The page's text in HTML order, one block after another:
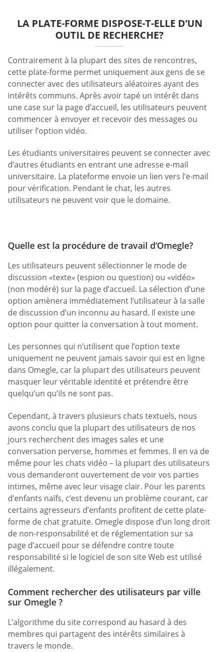
LA PLATE-FORME DISPOSE-T-ELLE D’UN
OUTIL DE RECHERCHE?
Contrairement à la plupart des sites de rencontres,
cette plate-forme permet uniquement aux gens de se
connecter avec des utilisateurs aléatoires ayant des
intérêts communs. Après avoir tapé un intérêt dans
une case sur la page d’accueil, les utilisateurs peuvent
commencer à envoyer et recevoir des messages ou
utiliser l’option vidéo.
Les étudiants universitaires peuvent se connecter avec
d’autres étudiants en entrant une adresse e-mail
universitaire. La plateforme envoie un lien vers l’e-mail
pour vérification. Pendant le chat, les autres
utilisateurs ne peuvent voir que le domaine.
Quelle est la procédure de travail d’Omegle?
Les utilisateurs peuvent sélectionner le mode de
discussion «texte» (espion ou question) ou «vidéo»
(non modéré) sur la page d’accueil. La sélection d’une
option amènera immédiatement l’utilisateur à la salle
de discussion d’un inconnu au hasard. Il existe une
option pour quitter la conversation à tout moment.
Les personnes qui n’utilisent que l’option texte
uniquement ne peuvent jamais savoir qui est en ligne
dans Omegle, car la plupart des utilisateurs peuvent
masquer leur véritable identité et prétendre être
quelqu’un qu’ils ne sont pas.
Cependant, à travers plusieurs chats textuels, nous
avons conclu que la plupart des utilisateurs de nos
jours recherchent des images sales et une
conversation perverse, hommes et femmes. Il en va de
même pour les chats vidéo – la plupart des utilisateurs
vous demanderont ouvertement de voir vos parties
intimes, même avec leur visage clair. Pour les parents
d’enfants naïfs, c’est devenu un problème courant, car
certains agresseurs d’enfants profitent de cette plate-
forme de chat gratuite. Omegle dispose d’un long droit
de non-responsabilité et de réglementation sur sa
page d’accueil pour se défendre contre toute
responsabilité si le logiciel de son site Web est utilisé
illégalement.
Comment rechercher des utilisateurs par ville
sur Omegle ?
L’algorithme du site correspond au hasard à des
membres qui partagent des intérêts similaires à
travers le monde.